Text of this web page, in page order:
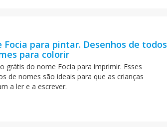
Focia para pintar. Desenhos de todos
para colorir
grátis do nome Focia para imprimir. Esses
de nomes são ideais para que as crianças
a ler e a escrever.